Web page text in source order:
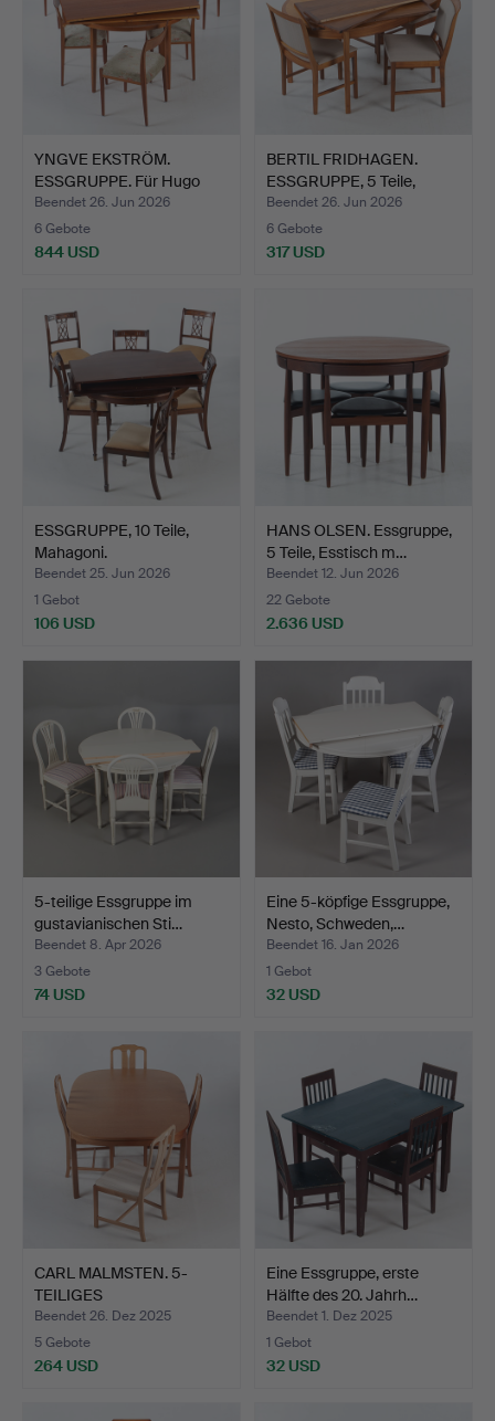
YNGVE EKSTRÖM.
ESSGRUPPE. Für Hugo
Troeds,…
Beendet 26. Jun 2026
6 Gebote
844 USD
BERTIL FRIDHAGEN.
ESSGRUPPE, 5 Teile,
Teak…
Beendet 26. Jun 2026
6 Gebote
317 USD
ESSGRUPPE, 10 Teile,
Mahagoni.
Beendet 25. Jun 2026
1 Gebot
106 USD
HANS OLSEN. Essgruppe,
5 Teile, Esstisch m…
Beendet 12. Jun 2026
22 Gebote
2.636 USD
5-teilige Essgruppe im
gustavianischen Sti…
Beendet 8. Apr 2026
3 Gebote
74 USD
Eine 5-köpfige Essgruppe,
Nesto, Schweden,…
Beendet 16. Jan 2026
1 Gebot
32 USD
CARL MALMSTEN. 5-
TEILIGES
ESSZIMMERMÖBELSE…
Beendet 26. Dez 2025
5 Gebote
264 USD
Eine Essgruppe, erste
Hälfte des 20. Jahrh…
Beendet 1. Dez 2025
1 Gebot
32 USD